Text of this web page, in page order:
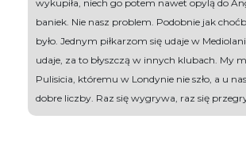
wykupiła, niech go potem nawet opylą do
baniek. Nie nasz problem. Podobnie jak
było. Jednym piłkarzom się udaje w
udaje, za to błyszczą w innych klubach. My
Pulisicia, któremu w Londynie nie szło, a u
dobre liczby. Raz się wygrywa, raz się